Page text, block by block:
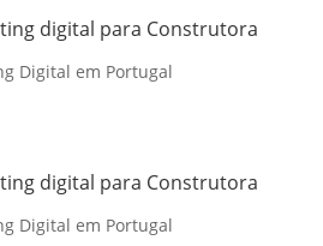
digital para Construtora
Digital em Portugal
digital para Construtora
Digital em Portugal